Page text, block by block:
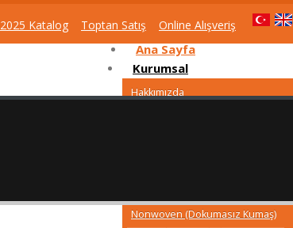
2025 Katalog Toptan Satış Online Alışveriş
Ana Sayfa
Kurumsal
Hakkımızda
Nonwoven (Dokumasız Kumaş)